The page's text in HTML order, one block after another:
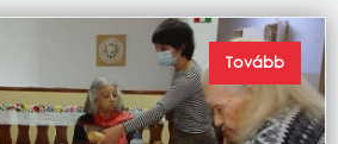
Tovább